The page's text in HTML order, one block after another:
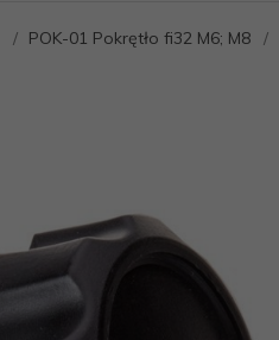
POK-01 Pokrętło fi32 M6; M8